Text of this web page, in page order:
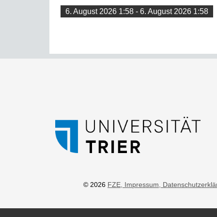
6. August 2026 1:58 - 6. August 2026 1:58
© 2026 FZE , Impressum ,